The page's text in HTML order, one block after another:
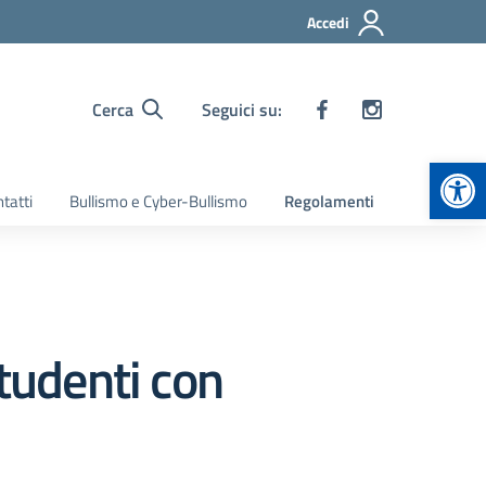
Accedi
Cerca Seguici su:
Bullismo e Cyber-Bullismo Regolamenti
con